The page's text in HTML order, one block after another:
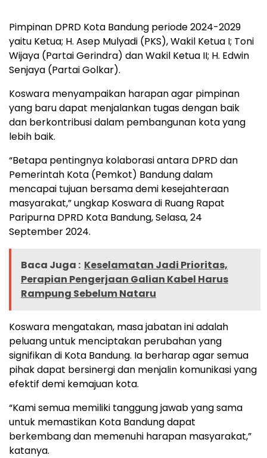
Pimpinan DPRD Kota Bandung periode 2024-2029
yaitu Ketua; H. Asep Mulyadi (PKS), Wakil Ketua I; Toni
Wijaya (Partai Gerindra) dan Wakil Ketua II; H. Edwin
Senjaya (Partai Golkar).
Koswara menyampaikan harapan agar pimpinan
yang baru dapat menjalankan tugas dengan baik
dan berkontribusi dalam pembangunan kota yang
lebih baik.
“Betapa pentingnya kolaborasi antara DPRD dan
Pemerintah Kota (Pemkot) Bandung dalam
mencapai tujuan bersama demi kesejahteraan
masyarakat,” ungkap Koswara di Ruang Rapat
Paripurna DPRD Kota Bandung, Selasa, 24
September 2024.
Baca Juga : Keselamatan Jadi Prioritas,
Perapian Pengerjaan Galian Kabel Harus
Rampung Sebelum Nataru
Koswara mengatakan, masa jabatan ini adalah
peluang untuk menciptakan perubahan yang
signifikan di Kota Bandung. Ia berharap agar semua
pihak dapat bersinergi dan menjalin komunikasi yang
efektif demi kemajuan kota.
“Kami semua memiliki tanggung jawab yang sama
untuk memastikan Kota Bandung dapat
berkembang dan memenuhi harapan masyarakat,”
katanya.